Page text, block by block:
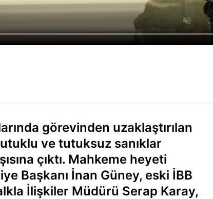
görevinden uzaklaştırılan
ve tutuksuz sanıklar
çıktı. Mahkeme heyeti
Başkanı İnan Güney, eski İBB
İlişkiler Müdürü Serap Karay,